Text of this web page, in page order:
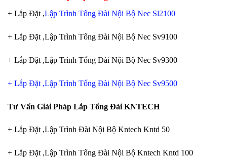
+ Lắp Đặt ,Lập Trình Tổng Đài Nội Bộ Nec Sl2100
+ Lắp Đặt ,Lập Trình Tổng Đài Nội Bộ Nec Sv9100
+ Lắp Đặt ,Lập Trình Tổng Đài Nội Bộ Nec Sv9300
+ Lắp Đặt ,Lập Trình Tổng Đài Nội Bộ Nec Sv9500
Tư Vấn Giải Pháp Lắp Tổng Đài KNTECH
+ Lắp Đặt ,Lập Trình Đài Nội Bộ Kntech Kntd 50
+ Lắp Đặt ,Lập Trình Tổng Đài Nội Bộ Kntech Kntd 100